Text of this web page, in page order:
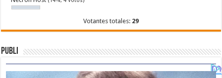
Votantes totales: 29
Publi